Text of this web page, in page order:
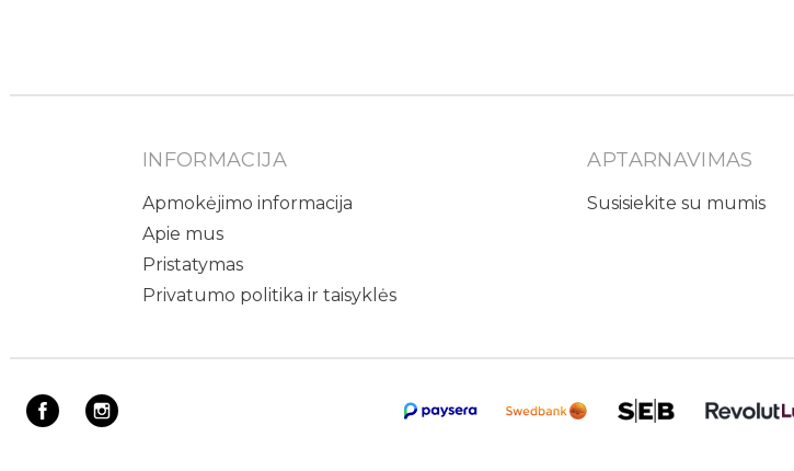
INFORMACIJA
Apmokėjimo informacija
Apie mus
Pristatymas
Privatumo politika ir taisyklės
APTARNAVIMAS
Susisiekite su mumis